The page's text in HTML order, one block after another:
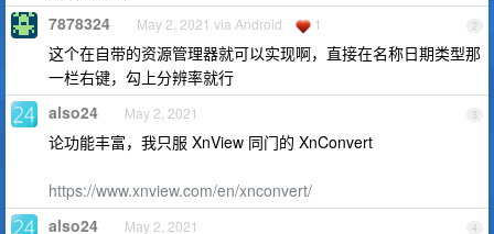
2
7878324 May 2, 2021 via Android 1
这个在自带的资源管理器就可以实现啊，直接在名称日期类型那
一栏右键，勾上分辨率就行
3
also24 May 2, 2021
论功能丰富，我只服 XnView 同门的 XnConvert
https://www.xnview.com/en/xnconvert/
4
also24 May 2, 2021